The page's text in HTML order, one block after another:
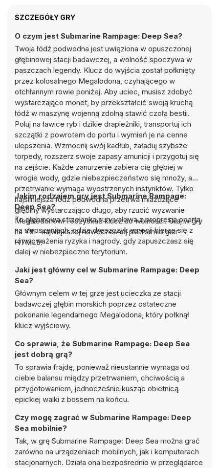
SZCZEGÓŁY GRY
O czym jest Submarine Rampage: Deep Sea?
Twoja łódź podwodna jest uwięziona w opuszczonej
głębinowej stacji badawczej, a wolność spoczywa w
paszczach legendy. Klucz do wyjścia został połknięty
przez kolosalnego Megalodona, czyhającego w
otchłannym rowie poniżej. Aby uciec, musisz zdobyć
wystarczająco monet, by przekształcić swoją kruchą
łódź w maszynę wojenną zdolną stawić czoła bestii.
Poluj na ławice ryb i dzikie drapieżniki, transportuj ich
szczątki z powrotem do portu i wymień je na cenne
ulepszenia. Wzmocnij swój kadłub, załaduj szybsze
torpedy, rozszerz swoje zapasy amunicji i przygotuj się
na zejście. Każde zanurzenie zabiera cię głębiej w
wrogie wody, gdzie niebezpieczeństwo się mnoży, a
przetrwanie wymaga wyostrzonych instynktów. Tylko
najsilniejsza łódź podwodna przetrwa miażdżące
głębiny wystarczająco długo, aby rzucić wyzwanie
Megalodonowi i odzyskać klucz do wolności. Graj w gry
na Y8 – największej nowoczesnej platformie gier
HTML5!
Jakim rodzajem gry jest Submarine Rampage:
Deep Sea?
To głębinowa strzelanka survivalowa z progresją opartą
na ulepszeniach, gdzie dreszczyk emocji bierze się z
równoważenia ryzyka i nagrody, gdy zapuszczasz się
dalej w niebezpieczne terytorium.
Jaki jest główny cel w Submarine Rampage: Deep
Sea?
Głównym celem w tej grze jest ucieczka ze stacji
badawczej głębin morskich poprzez ostateczne
pokonanie legendarnego Megalodona, który połknął
klucz wyjściowy.
Co sprawia, że Submarine Rampage: Deep Sea
jest dobrą grą?
To sprawia frajdę, ponieważ nieustannie wymaga od
ciebie balansu między przetrwaniem, chciwością a
przygotowaniem, jednocześnie kusząc obietnicą
epickiej walki z bossem na końcu.
Czy mogę zagrać w Submarine Rampage: Deep
Sea mobilnie?
Tak, w grę Submarine Rampage: Deep Sea można grać
zarówno na urządzeniach mobilnych, jak i komputerach
stacjonarnych. Działa ona bezpośrednio w przeglądarce